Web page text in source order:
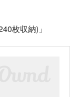
枚収納)」